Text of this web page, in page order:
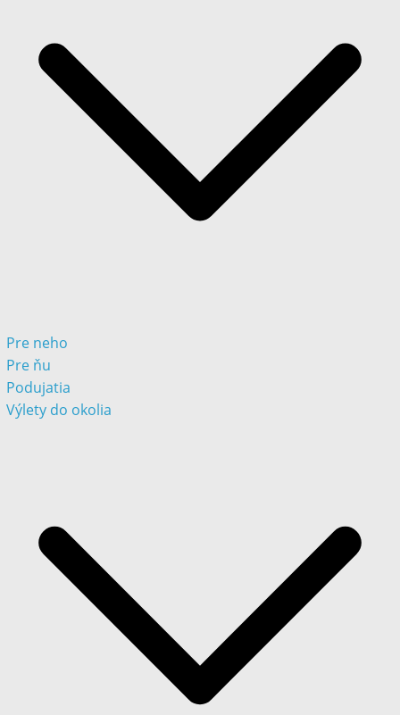
Pre neho
Pre ňu
Podujatia
Výlety do okolia